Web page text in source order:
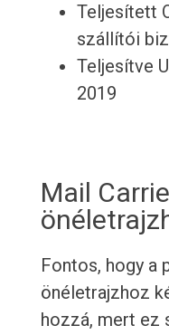
Teljesített
szállítói
Teljesítve
2019
Mail
Fontos, hogy a
önéletrajzhoz
hozzá, mert ez